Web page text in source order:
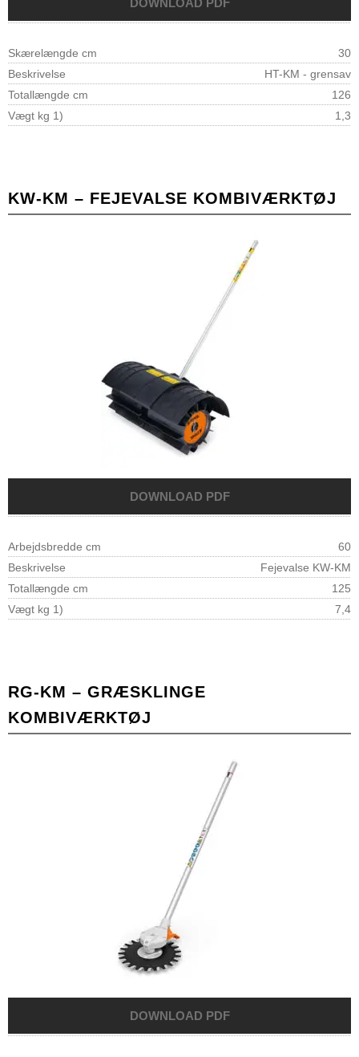
Skærelængde cm
30
Beskrivelse
HT-KM - grensav
Totallængde cm
126
Vægt kg 1)
1,3
KW-KM – FEJEVALSE KOMBIVÆRKTØJ
Arbejdsbredde cm
60
Beskrivelse
Fejevalse KW-KM
Totallængde cm
125
Vægt kg 1)
7,4
RG-KM – GRÆSKLINGE
KOMBIVÆRKTØJ